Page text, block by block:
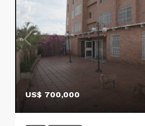
US$ 700,000